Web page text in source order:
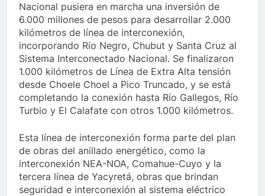
Nacional pusiera en marcha una inversión de
6.000 millones de pesos para desarrollar 2.000
kilómetros de línea de interconexión,
incorporando Río Negro, Chubut y Santa Cruz al
Sistema Interconectado Nacional. Se finalizaron
1.000 kilómetros de Línea de Extra Alta tensión
desde Choele Choel a Pico Truncado, y se está
completando la conexión hasta Río Gallegos, Río
Turbio y El Calafate con otros 1.000 kilómetros.
Esta línea de interconexión forma parte del plan
de obras del anillado energético, como la
interconexión NEA-NOA, Comahue-Cuyo y la
tercera línea de Yacyretá, obras que brindan
seguridad e interconexión al sistema eléctrico